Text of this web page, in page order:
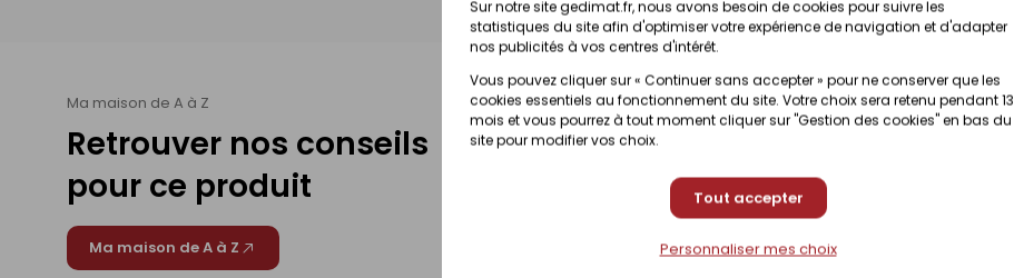
Sur notre site gedimat.fr, nous avons besoin de cookies pour suivre les
statistiques du site afin d'optimiser votre expérience de navigation et d'adapter
nos publicités à vos centres d'intérêt.
Vous pouvez cliquer sur « Continuer sans accepter » pour ne conserver que les
cookies essentiels au fonctionnement du site. Votre choix sera retenu pendant 13
mois et vous pourrez à tout moment cliquer sur "Gestion des cookies" en bas du
site pour modifier vos choix.
Tout accepter
Personnaliser mes choix
Ma maison de A à Z
Retrouver nos conseils
pour ce produit
Ma maison de A à Z